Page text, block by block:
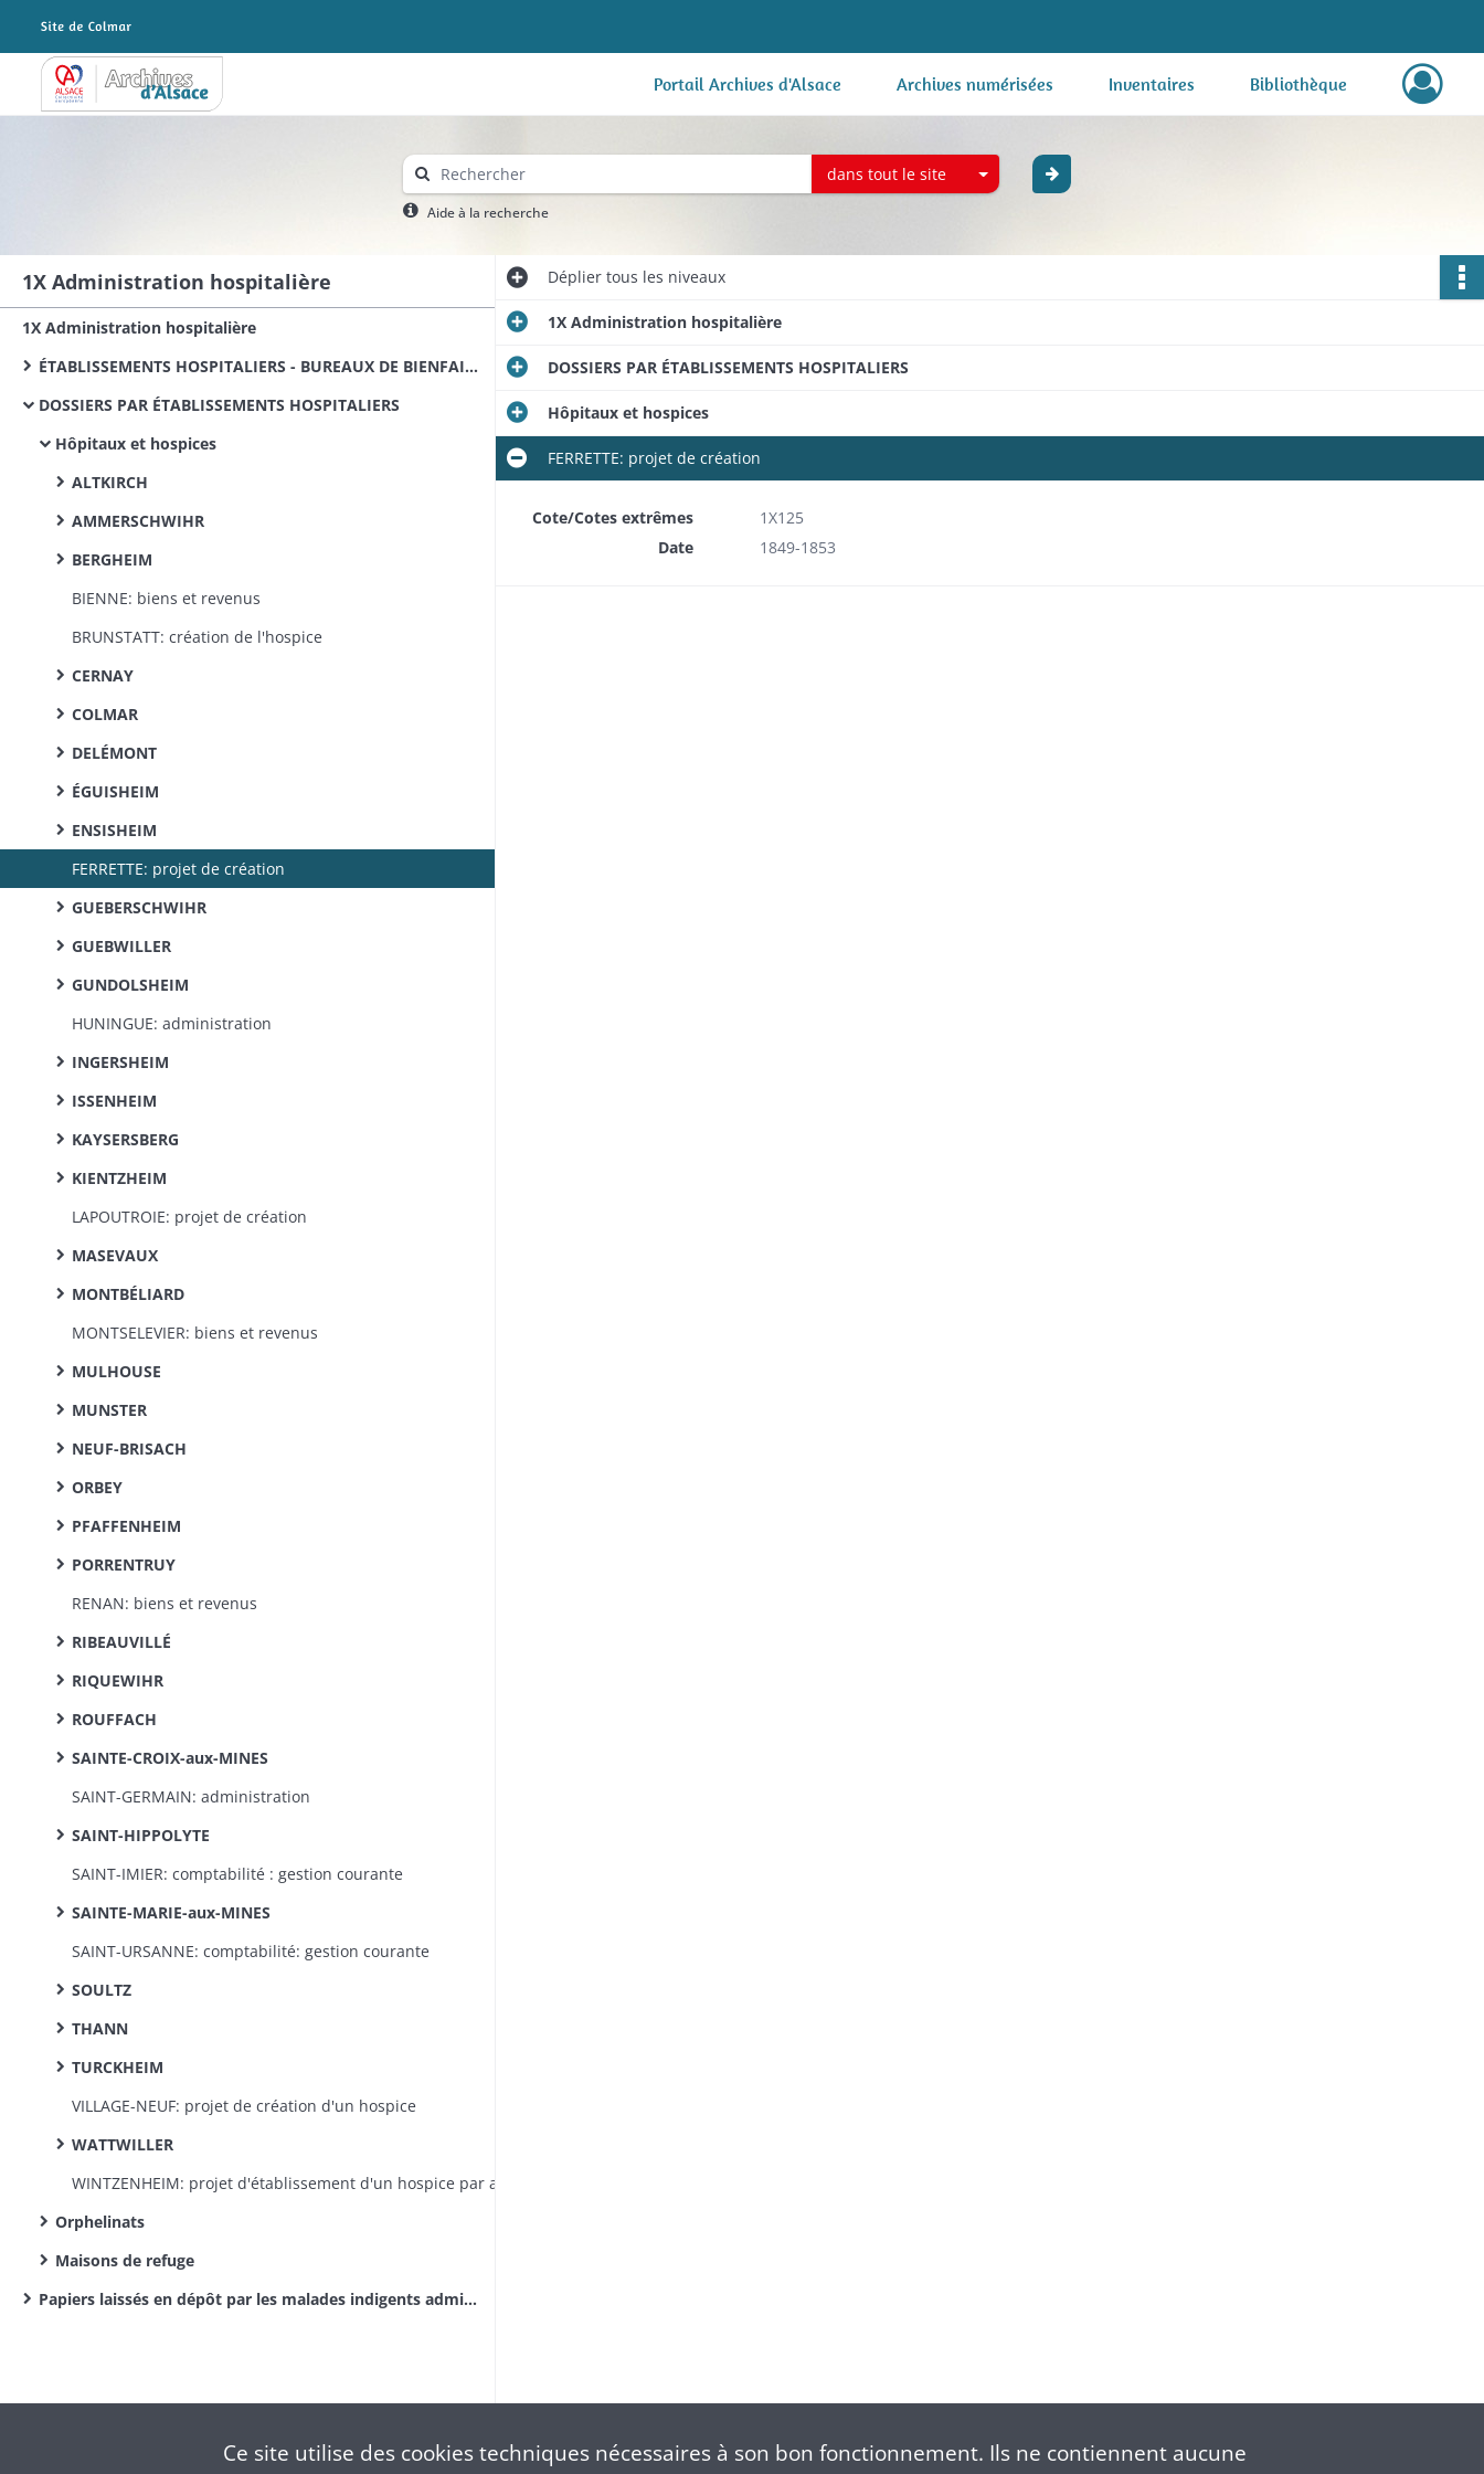
Archives Alsace - Colmar Portail Archives d'Alsace Archives numérisées Inventaires Bibliothèque
dans tout le site
Aide à la recherche
1X Administration hospitalière
1X Administration hospitalière
ÉTABLISSEMENTS HOSPITALIERS - BUREAUX DE BIENFAISANCE (documentation commune)
DOSSIERS PAR ÉTABLISSEMENTS HOSPITALIERS
Hôpitaux et hospices
ALTKIRCH
AMMERSCHWIHR
BERGHEIM
BIENNE: biens et revenus
BRUNSTATT: création de l'hospice
CERNAY
COLMAR
DELÉMONT
ÉGUISHEIM
ENSISHEIM
FERRETTE: projet de création
GUEBERSCHWIHR
GUEBWILLER
GUNDOLSHEIM
HUNINGUE: administration
INGERSHEIM
ISSENHEIM
KAYSERSBERG
KIENTZHEIM
LAPOUTROIE: projet de création
MASEVAUX
MONTBÉLIARD
MONTSELEVIER: biens et revenus
MULHOUSE
MUNSTER
NEUF-BRISACH
ORBEY
PFAFFENHEIM
PORRENTRUY
RENAN: biens et revenus
RIBEAUVILLÉ
RIQUEWIHR
ROUFFACH
SAINTE-CROIX-aux-MINES
SAINT-GERMAIN: administration
SAINT-HIPPOLYTE
SAINT-IMIER: comptabilité : gestion courante
SAINTE-MARIE-aux-MINES
SAINT-URSANNE: comptabilité: gestion courante
SOULTZ
THANN
TURCKHEIM
VILLAGE-NEUF: projet de création d'un hospice
WATTWILLER
Orphelinats
Maisons de refuge
Papiers laissés en dépôt par les malades indigents admis à l’hôpital de Colmar
Dépliertous les niveaux
1X Administration hospitalière
DOSSIERS PAR ÉTABLISSEMENTS HOSPITALIERS
Hôpitaux et hospices
FERRETTE: projet de création
Cote/Cotes extrêmes
1X125
Date
1849-1853
Ce site utilise des cookiestechniques nécessaires à son bon fonctionnement. Ils ne contiennent aucune